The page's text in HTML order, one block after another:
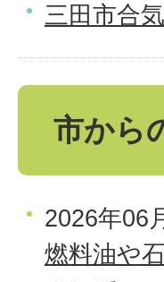
三田市合
市から
2026年06
燃料油や